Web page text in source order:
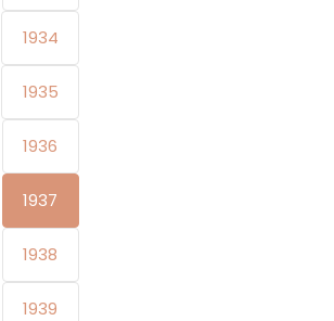
1934
1935
1936
1937
1938
1939